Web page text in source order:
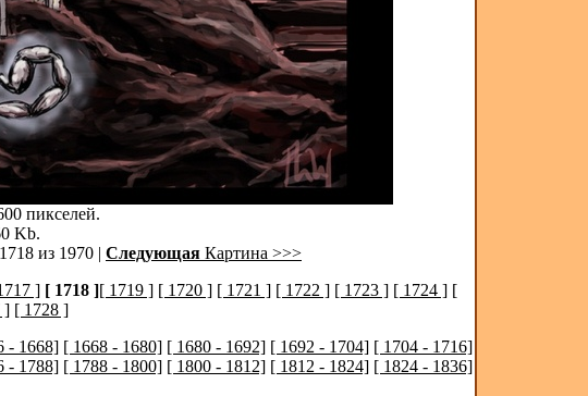
пикселей.
Kb.
из 1970 | Следующая Картина >>>
] [ 1718 ][ 1719 ] [ 1720 ] [ 1721 ] [ 1722 ] [ 1723 ] [ 1724 ] [
] [ 1728 ]
- 1668] [ 1668 - 1680] [ 1680 - 1692] [ 1692 - 1704] [ 1704 - 1716]
- 1788] [ 1788 - 1800] [ 1800 - 1812] [ 1812 - 1824] [ 1824 - 1836]